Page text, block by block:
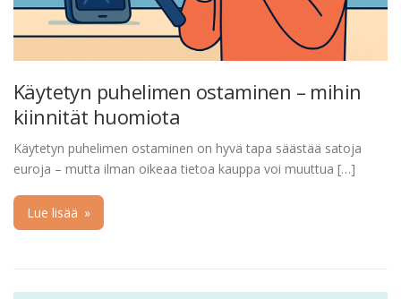
Käytetyn puhelimen ostaminen – mihin
kiinnität huomiota
Käytetyn puhelimen ostaminen on hyvä tapa säästää satoja
euroja – mutta ilman oikeaa tietoa kauppa voi muuttua […]
Lue lisää »